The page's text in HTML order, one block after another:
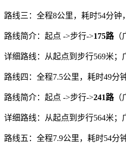
路线三：全程8公里，耗时54分钟
路线简介：起点 ->步行->175路（
详细路线：从起点到步行569米；
路线四：全程7.5公里，耗时49分
路线简介：起点 ->步行->241路（
详细路线：从起点到步行564米；
路线五：全程7.9公里，耗时54分